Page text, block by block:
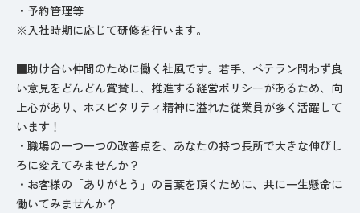
・予約管理等
※入社時期に応じて研修を行います。
■助け合い仲間のために働く社風です。若手、ベテラン問わず良
い意見をどんどん賞賛し、推進する経営ポリシーがあるため、向
上心があり、ホスピタリティ精神に溢れた従業員が多く活躍して
います！
・職場の一つ一つの改善点を、あなたの持つ長所で大きな伸びし
ろに変えてみませんか？
・お客様の「ありがとう」の言葉を頂くために、共に一生懸命に
働いてみませんか？